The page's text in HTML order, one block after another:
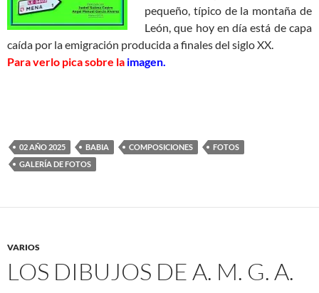
pequeño, típico de la montaña de
León, que hoy en día está de capa
caída por la emigración producida a finales del siglo XX.
Para verlo pica sobre la imagen.
02 AÑO 2025 BABIA COMPOSICIONES
FOTOS
GALERÍA DE FOTOS
VARIOS
LOS DIBUJOS DE A. M. G. A.